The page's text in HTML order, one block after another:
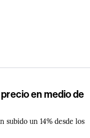
en medio de
subido un 14% desde los